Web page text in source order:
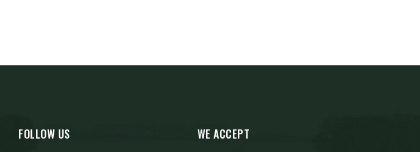
FOLLOW US WE ACCEPT